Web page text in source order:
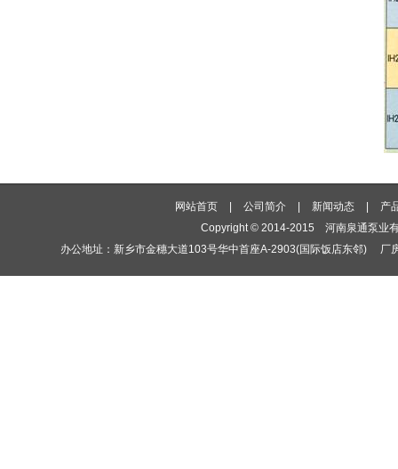
网站首页 公司简介 新闻动态
产
Copyright © 2014-2015 河南泉通泵业
办公地址：新乡市金穗大道103号华中首座A-2903(国际饭店东邻)